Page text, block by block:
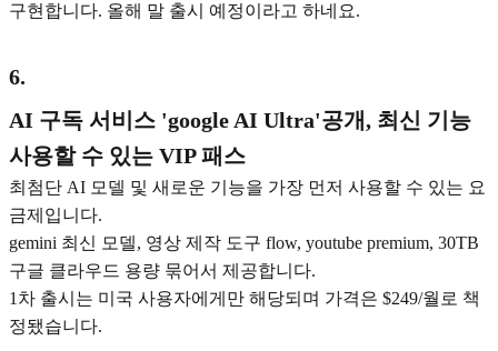
구현합니다. 올해 말 출시 예정이라고 하네요.
6.
AI 구독 서비스 'google AI Ultra'공개, 최신 기능
사용할 수 있는 VIP 패스
최첨단 AI 모델 및 새로운 기능을 가장 먼저 사용할 수 있는 요
금제입니다.
gemini 최신 모델, 영상 제작 도구 flow, youtube premium, 30TB
구글 클라우드 용량 묶어서 제공합니다.
1차 출시는 미국 사용자에게만 해당되며 가격은 $249/월로 책
정됐습니다.